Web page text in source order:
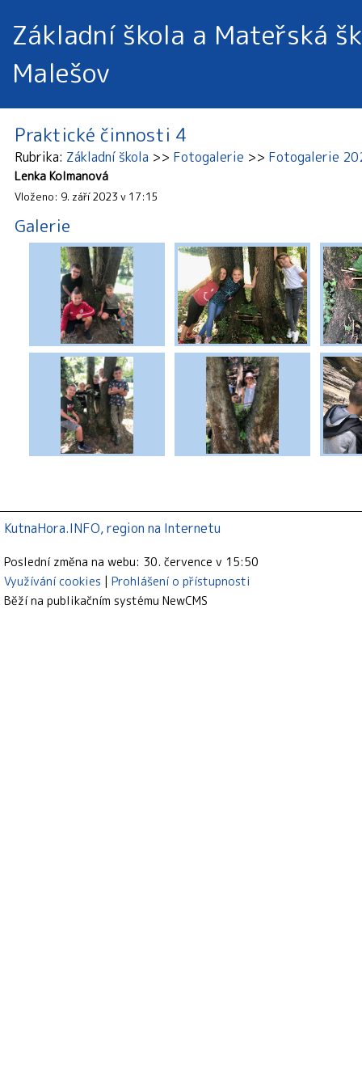
Základní škola a Mateřská
Malešov
Praktické činnosti 4
Rubrika Základní škola Fotogalerie Fotogalerie
Lenka Kolmanová
Vloženo: 9. září 2023 v 17:15
Galerie
KutnaHora.INFO, region na Internetu
Poslední změna na webu: 30. července v 15:50
Využívání cookies
Prohlášení o přístupnosti
Běží na publikačním systému NewCMS